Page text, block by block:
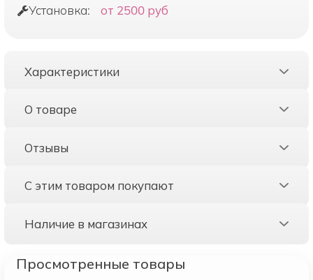
Установка:
от 2500 руб
Характеристики
О товаре
Отзывы
С этим товаром покупают
Наличие в магазинах
Просмотренные товары